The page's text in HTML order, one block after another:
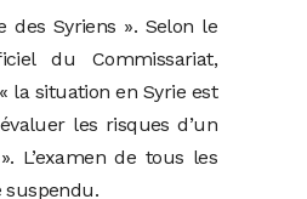
des Syriens ». Selon le
du Commissariat,
la situation en Syrie est
les risques d’un
L’examen de tous les
suspendu.